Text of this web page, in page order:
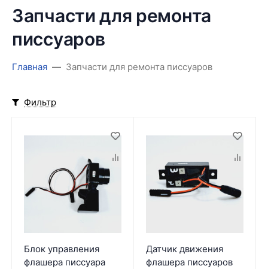
Запчасти для ремонта
писсуаров
Главная Запчасти для ремонта писсуаров
Фильтр
Блок управления
флашера писсуара
Датчик движения
флашера писсуаров